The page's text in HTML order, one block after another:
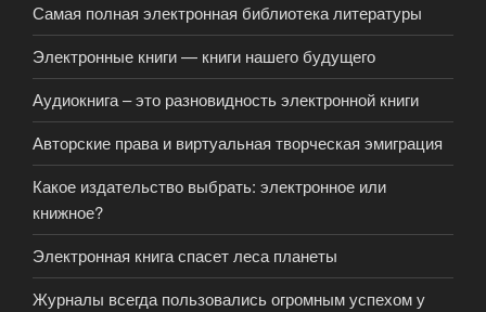
Самая полная электронная библиотека литературы
Электронные книги — книги нашего будущего
Аудиокнига – это разновидность электронной книги
Авторские права и виртуальная творческая эмиграция
Какое издательство выбрать: электронное или
книжное?
Электронная книга спасет леса планеты
Журналы всегда пользовались огромным успехом у